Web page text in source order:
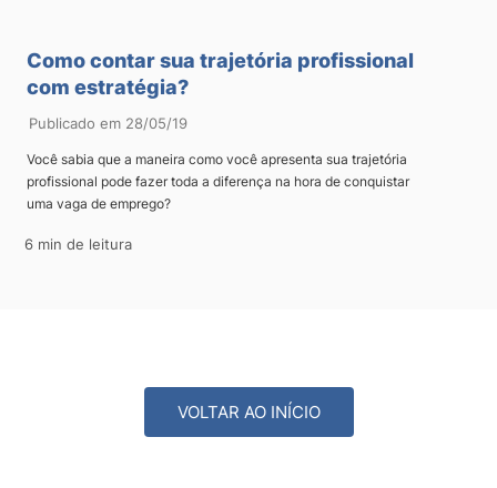
Como contar sua trajetória profissional
com estratégia?
Publicado em 28/05/19
Você sabia que a maneira como você apresenta sua trajetória
profissional pode fazer toda a diferença na hora de conquistar
uma vaga de emprego?
6 min de leitura
VOLTAR AO INÍCIO